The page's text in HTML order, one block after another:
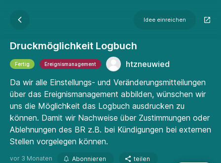
Idee einreichen
Druckmöglichkeit Logbuch
Fertig Ereignismanagement
htzneuwied
Da wir alle Einstellungs- und Veränderungsmitteilungen
über das Ereignismanagement abbilden, wünschen wir
uns die Möglichkeit das Logbuch ausdrucken zu
können. Damit wir Nachweise über Zustimmungen oder
Ablehnungen des BR z.B. bei Kündigungen bei externen
Stellen vorgelegen können.
vor 3 Monaten Abonnieren teilen